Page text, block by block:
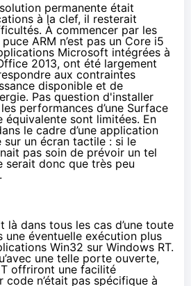
permanente était
à la clef, il resterait
À commencer par les
ARM n’est pas un Core i5
Microsoft intégrées à
2013, ont été largement
aux contraintes
disponible et de
Pas question d'installer
performances d’une Surface
équivalente sont limitées. En
le cadre d’une application
sur un écran tactile : si le
pas soin de prévoir un tel
serait donc que très peu
là dans tous les cas d’une toute
une éventuelle exécution plus
Win32 sur Windows RT.
une telle porte ouverte,
offriront une facilité
code n’était pas spécifique à